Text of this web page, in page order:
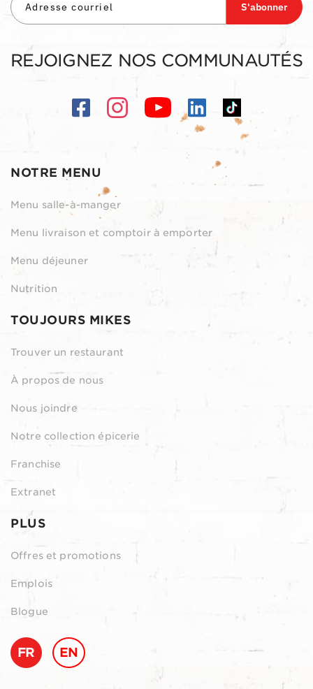
NOTRE MENU
Menu salle-à-manger
Menu livraison et comptoir à emporter
Menu déjeuner
Nutrition
TOUJOURS MIKES
Trouver un restaurant
À propos de nous
Nous joindre
Notre collection épicerie
Franchise
Extranet
PLUS
Offres et promotions
Emplois
Blogue
FR EN
S'abonner
REJOIGNEZ NOS COMMUNAUTÉS